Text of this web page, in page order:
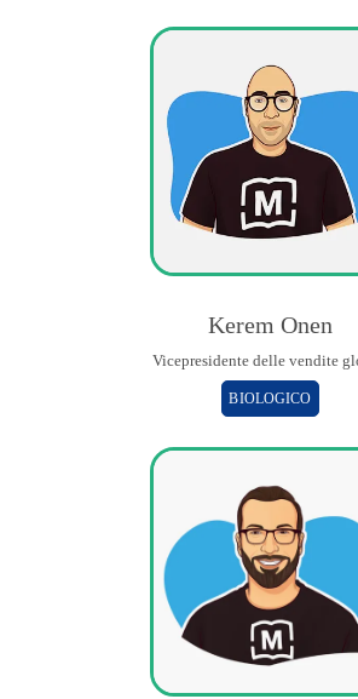
Kerem Onen
Vicepresidente delle vendite
BIOLOGICO